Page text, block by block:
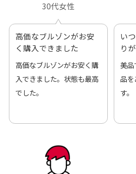
30代女性
高価なブルゾンがお安
く購入できました
高価なブルゾンがお安く購
入できました。状態も最高
でした。
い
り
美品
品を
す。